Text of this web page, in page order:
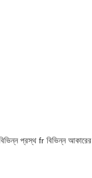
প্রস্থ fr বিভিন্ন আকারের